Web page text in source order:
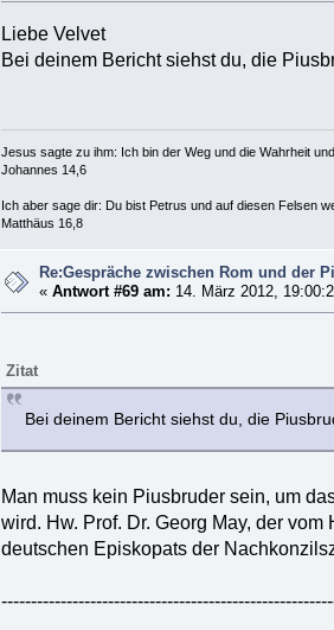
Liebe Velvet
Bei deinem Bericht siehst du, die
Jesus sagte zu ihm: Ich bin der Weg und die Wahrheit
Johannes 14,6
Ich aber sage dir: Du bist Petrus und auf diesen Felsen
Matthäus 16,8
Re:Gespräche zwischen Rom und der
«Antwort #69 am: 14. März 2012,
Zitat
Bei deinem Bericht siehst du, die
Man muss kein Piusbruder sein, um
wird. Hw. Prof. Dr. Georg May, der
deutschen Episkopats der